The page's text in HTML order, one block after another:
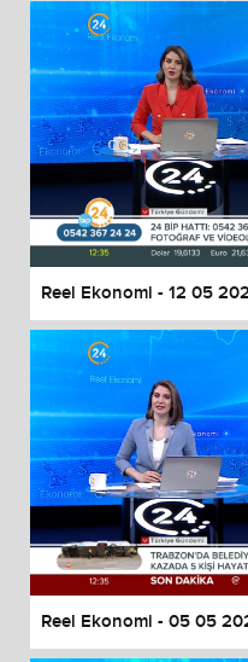
Reel Ekonomi - 12 05
Reel Ekonomi - 05 05